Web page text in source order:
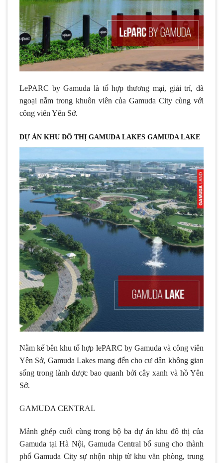
LePARC by Gamuda là tổ hợp thương mại, giải trí, dã
ngoại nằm trong khuôn viên của Gamuda City cùng với
công viên Yên Sở.
DỰ ÁN KHU ĐÔ THỊ GAMUDA LAKES GAMUDA LAKE
Nằm kế bên khu tổ hợp lePARC by Gamuda và công viên
Yên Sở, Gamuda Lakes mang đến cho cư dân không gian
sống trong lành được bao quanh bởi cây xanh và hồ Yên
Sở.
GAMUDA CENTRAL
Mảnh ghép cuối cùng trong bộ ba dự án khu đô thị của
Gamuda tại Hà Nội, Gamuda Central bổ sung cho thành
phố Gamuda City sự nhộn nhịp từ khu văn phòng, trung